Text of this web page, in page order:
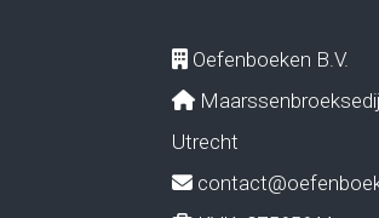
Oefenboeken B.V.
Utrecht